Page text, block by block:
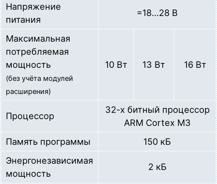
        time_start =
      }
// работа насоса 2
case 30:
      pump1 = 0;
// если время
        time_start =
GetSysTick();
break ;
// пауза после работы 2-го насоса
case
Напряжение
питания
=18…28 В
Максимальная
потребляемая
мощность
(без учёта модулей
расширения)
10 Вт 13 Вт 16 Вт
Процессор
32-х битный процессор
ARM Cortex M3
Память программы
150 кБ
Энергонезависимая
мощность
2 кБ